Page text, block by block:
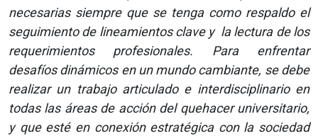
necesarias siempre que se tenga como respaldo el
seguimiento de lineamientos clave y la lectura de los
requerimientos profesionales. Para enfrentar
desafíos dinámicos en un mundo cambiante, se debe
realizar un trabajo articulado e interdisciplinario en
todas las áreas de acción del quehacer universitario,
y que esté en conexión estratégica con la sociedad